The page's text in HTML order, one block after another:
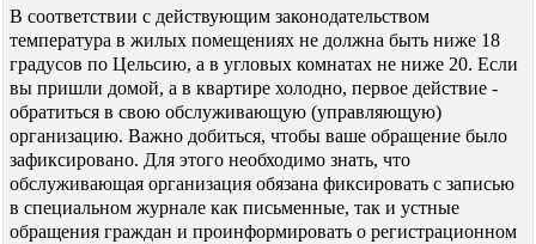
В соответствии с действующим законодательством
температура в жилых помещениях не должна быть ниже 18
градусов по Цельсию, а в угловых комнатах не ниже 20. Если
вы пришли домой, а в квартире холодно, первое действие -
обратиться в свою обслуживающую (управляющую)
организацию. Важно добиться, чтобы ваше обращение было
зафиксировано. Для этого необходимо знать, что
обслуживающая организация обязана фиксировать с записью
в специальном журнале как письменные, так и устные
обращения граждан и проинформировать о регистрационном